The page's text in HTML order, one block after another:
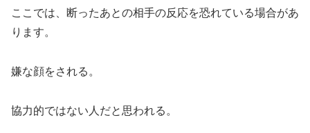
ここでは、断ったあとの相手の反応を恐れている場合があ
ります。
嫌な顔をされる。
協力的ではない人だと思われる。